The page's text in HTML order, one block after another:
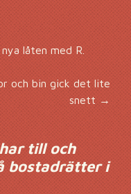
låten med R.
och bin gick det lite
snett →
till och
bostadrätter i